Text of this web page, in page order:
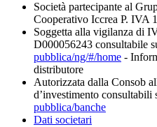
Società partecipante al
Cooperativo Iccrea P. IVA
Soggetta alla vigilanza di
D000056243 consultabile
pubblica/ng/#/home -
distributore
Autorizzata dalla Consob
d’investimento consultabili
pubblica/banche
Dati societari